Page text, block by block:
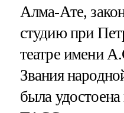
Алма-Ате,
студию при
театре имени
Звания
была